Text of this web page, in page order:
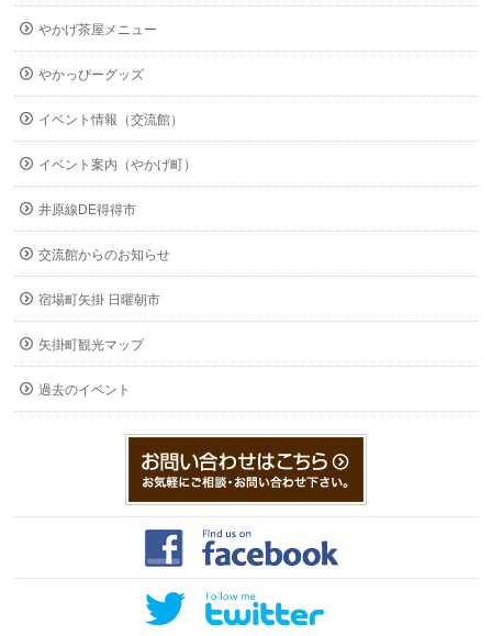
やかげ茶屋メニュー
やかっぴーグッズ
イベント情報（交流館）
イベント案内（やかげ町）
井原線DE得得市
交流館からのお知らせ
宿場町矢掛 日曜朝市
矢掛町観光マップ
過去のイベント